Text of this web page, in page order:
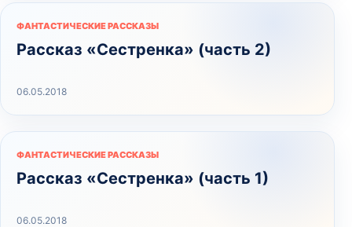
ФАНТАСТИЧЕСКИЕ РАССКАЗЫ
Рассказ «Сестренка» (часть 2)
06.05.2018
ФАНТАСТИЧЕСКИЕ РАССКАЗЫ
Рассказ «Сестренка» (часть 1)
06.05.2018